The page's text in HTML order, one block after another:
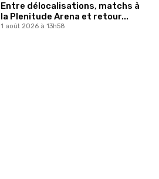
Entre délocalisations, matchs à
la Plenitude Arena et retour...
1 août 2026 à 13h58